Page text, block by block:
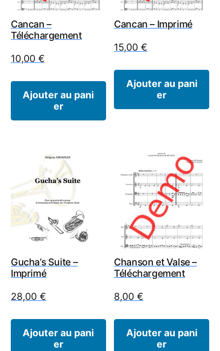
Cancan –
Téléchargement
10,00 €
Ajouter au pani
er
Cancan – Imprimé
15,00€
Ajouter au pani
er
Gucha’s Suite –
Imprimé
28,00 €
Ajouter au pani
er
Chanson et Valse –
Téléchargement
8,00€
Ajouter au pani
er